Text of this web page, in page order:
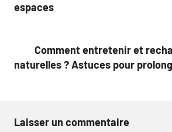
l’article
espaces
Comment entretenir et
naturelles ? Astuces pour
Laisser un commentaire